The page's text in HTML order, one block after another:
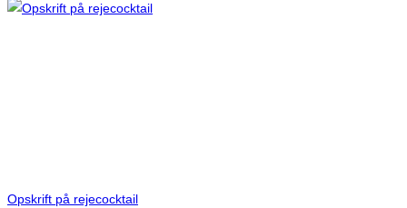
Opskrift på rejecocktail